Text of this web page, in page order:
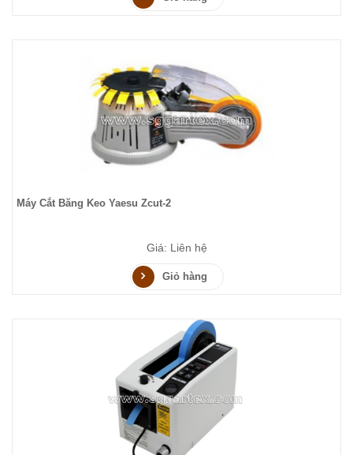
Máy Cắt Băng Keo Yaesu Zcut-2
Giá: Liên hệ
Giỏ hàng